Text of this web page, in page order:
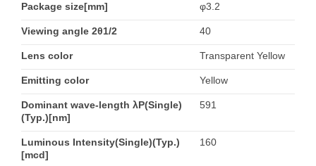
Package size[mm] φ3.2
Viewing angle 2θ1/2 40
Lens color Transparent Yellow
Emitting color Yellow
Dominant wave-length λP(Single)
(Typ.)[nm]
591
Luminous Intensity(Single)(Typ.)
[mcd]
160